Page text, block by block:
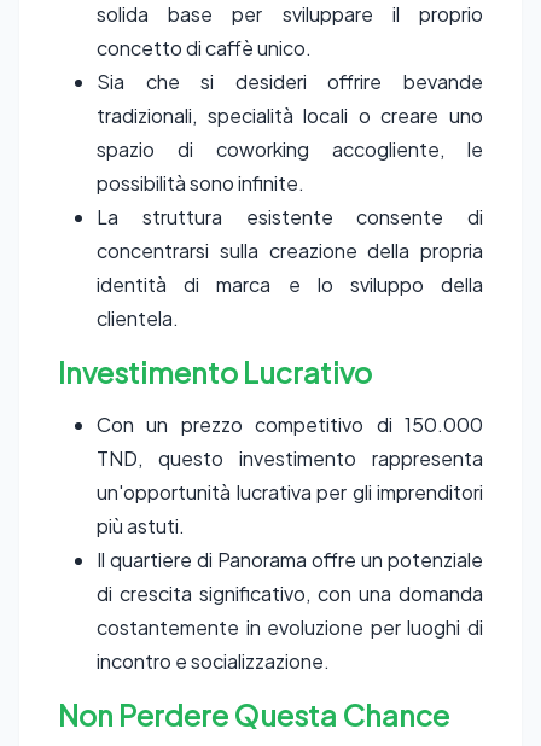
solida base per sviluppare il proprio
concetto di caffè unico.
Sia che si desideri offrire bevande
tradizionali, specialità locali o creare uno
spazio di coworking accogliente, le
possibilità sono infinite.
La struttura esistente consente di
concentrarsi sulla creazione della propria
identità di marca e lo sviluppo della
clientela.
Investimento Lucrativo
Con un prezzo competitivo di 150.000
TND, questo investimento rappresenta
un'opportunità lucrativa per gli imprenditori
più astuti.
Il quartiere di Panorama offre un potenziale
di crescita significativo, con una domanda
costantemente in evoluzione per luoghi di
incontro e socializzazione.
Non Perdere Questa Chance